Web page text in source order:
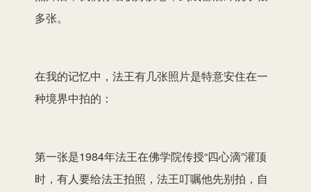
多张。
在我的记忆中，法王有几张照片是特意安住在一
种境界中拍的：
第一张是1984年法王在佛学院传授“四心滴”灌顶
时，有人要给法王拍照，法王叮嘱他先别拍，自